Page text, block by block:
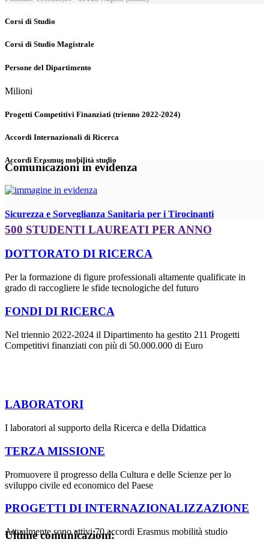
Corsi di Studio
Corsi di Studio Magistrale
Persone del Dipartimento
Milioni
Progetti Competitivi Finanziati (trienno 2022-2024)
Accordi Internazionali di Ricerca
Accordi Erasmus mobilità studio
Comunicazioni in evidenza
Sicurezza e Sorveglianza Sanitaria per i Tirocinanti
500 STUDENTI LAUREATI PER ANNO
DOTTORATO DI RICERCA
Per la formazione di figure professionali altamente qualificate in
grado di raccogliere le sfide tecnologiche del futuro
FONDI DI RICERCA
Nel triennio 2022-2024 il Dipartimento ha gestito 211 Progetti
Competitivi finanziati con più di 50.000.000 di Euro
LABORATORI
I laboratori al supporto della Ricerca e della Didattica
TERZA MISSIONE
Promuovere il progresso della Cultura e delle Scienze per lo
sviluppo civile ed economico del Paese
PROGETTI DI INTERNAZIONALIZZAZIONE
Attualmente sono attivi 70 accordi Erasmus mobilità studio
Ultime comunicazioni: